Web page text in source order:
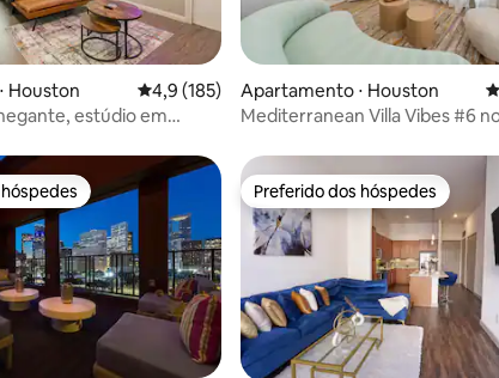
5, 139 avaliações
Houston 4,9 de uma avaliação média de 5, 185
4,9 (185)
estúdio em
Apartamento ⋅ Houston
Mediterranean Villa Vibes #6
Preferido dos hóspedes
Preferido dos hóspedes